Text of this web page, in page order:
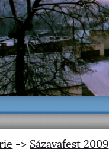
-> Sázavafest 2009